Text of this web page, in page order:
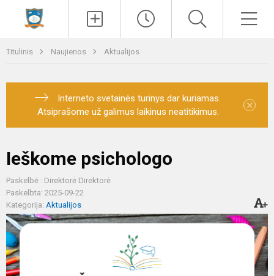
Titulinis Naujienos Aktualijos
Interneto svetainės turinys dar kuriamas.
Atsiprašome už galimus laikinus neatitikimus.
×
Ieškome psichologo
Paskelbė : Direktorė Direktorė
Paskelbta: 2025-09-22
Kategorija: Aktualijos